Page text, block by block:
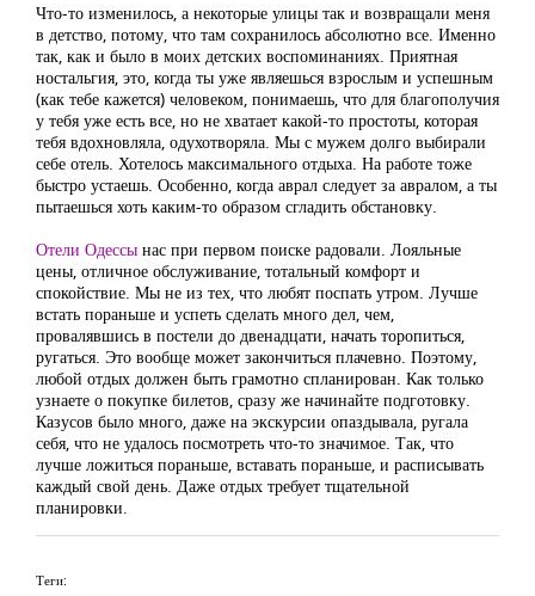
Что-то изменилось, а некоторые улицы так и возвращали меня
в детство, потому, что там сохранилось абсолютно все. Именно
так, как и было в моих детских воспоминаниях. Приятная
ностальгия, это, когда ты уже являешься взрослым и успешным
(как тебе кажется) человеком, понимаешь, что для благополучия
у тебя уже есть все, но не хватает какой-то простоты, которая
тебя вдохновляла, одухотворяла. Мы с мужем долго выбирали
себе отель. Хотелось максимального отдыха. На работе тоже
быстро устаешь. Особенно, когда аврал следует за авралом, а ты
пытаешься хоть каким-то образом сгладить обстановку.
Отели Одессы нас при первом поиске радовали. Лояльные
цены, отличное обслуживание, тотальный комфорт и
спокойствие. Мы не из тех, что любят поспать утром. Лучше
встать пораньше и успеть сделать много дел, чем,
провалявшись в постели до двенадцати, начать торопиться,
ругаться. Это вообще может закончиться плачевно. Поэтому,
любой отдых должен быть грамотно спланирован. Как только
узнаете о покупке билетов, сразу же начинайте подготовку.
Казусов было много, даже на экскурсии опаздывала, ругала
себя, что не удалось посмотреть что-то значимое. Так, что
лучше ложиться пораньше, вставать пораньше, и расписывать
каждый свой день. Даже отдых требует тщательной
планировки.
Теги: